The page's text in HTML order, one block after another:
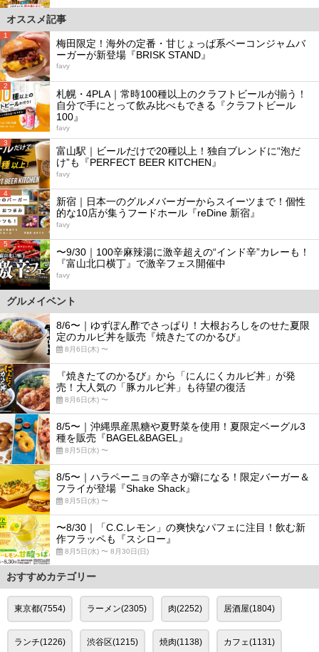
オススメ記事
1
梅田限定！海外の定番・甘じょっぱ系ベーコンジャムバ
ーガーが新登場『BRISK STAND』
favy
2
札幌・4PLA｜常時100種以上のクラフトビールが揃う！
自分で手にとって飲み比べもできる『クラフトビール
100』
favy
3
富山駅｜ビールだけで20種以上！独自ブレンドに“泡だ
け”も『PERFECT BEER KITCHEN』
favy
4
新宿｜日本一のグルメバーガーからスイーツまで！個性
的な10店が集うフードホール『reDine 新宿』
favy
5
〜9/30｜100辛麻辣湯に激辛超えの“インド辛”カレーも！
『富山北口横丁』で激辛フェス開催中
favy
グルメイベント
8/6〜｜ゆずぽん酢でさっぱり！大根おろしをのせた夏限
定のカルビ丼を販売『焼きたてのかるび』
8月6日(木) 〜
『焼きたてのかるび』から「にんにくカルビ丼」が発
売！大人気の「豚カルビ丼」も待望の復活
8月6日(木) 〜
8/5〜｜沖縄県産黒糖や夏野菜を使用！夏限定ベーグル3
種を販売『BAGEL&BAGEL』
8月5日(水) 〜
8/5〜｜ハラペーニョの辛さが癖になる！限定バーガー＆
フライが登場『Shake Shack』
8月5日(水) 〜
〜8/30｜「C.C.レモン」の爽快なパフェに注目！飲む新
作フラッペも『スシロー』
8月5日(水) 〜 8月30日(日)
おすすめカテゴリー
東京都(7554) ラーメン(2305) 肉(2252) 居酒屋(1804)
ランチ(1226) 渋谷区(1215) 焼肉(1138) カフェ(1131)